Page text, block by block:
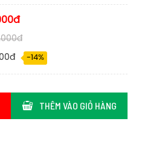
-14%
THÊM VÀO GIỎ HÀNG